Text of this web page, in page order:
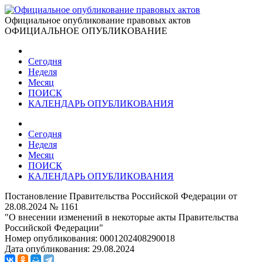
Официальное опубликование правовых актов
ОФИЦИАЛЬНОЕ ОПУБЛИКОВАНИЕ
Сегодня
Неделя
Месяц
ПОИСК
КАЛЕНДАРЬ ОПУБЛИКОВАНИЯ
Сегодня
Неделя
Месяц
ПОИСК
КАЛЕНДАРЬ ОПУБЛИКОВАНИЯ
Постановление Правительства Российской Федерации от
28.08.2024 № 1161
"О внесении изменений в некоторые акты Правительства
Российской Федерации"
Номер опубликования: 0001202408290018
Дата опубликования: 29.08.2024